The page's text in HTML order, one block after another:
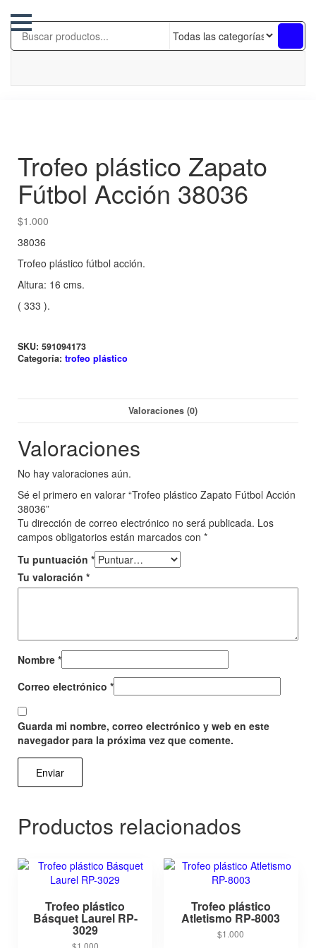
Trofeo plástico Zapato
Fútbol Acción 38036
$1.000
38036
Trofeo plástico fútbol acción.
Altura: 16 cms.
( 333 ).
SKU: 591094173
Categoría: trofeo plástico
Valoraciones (0)
Valoraciones
No hay valoraciones aún.
Sé el primero en valorar “Trofeo plástico Zapato Fútbol Acción
38036”
Tu dirección de correo electrónico no será publicada. Los
campos obligatorios están marcados con *
Tu puntuación *
Tu valoración *
Nombre *
Correo electrónico *
Guarda mi nombre, correo electrónico y web en este
navegador para la próxima vez que comente.
Productos relacionados
Trofeo plástico
Básquet Laurel RP-
3029
$1.000
Trofeo plástico
Atletismo RP-8003
$1.000